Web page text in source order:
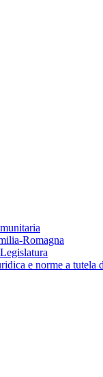
Romagna
e norme a tutela